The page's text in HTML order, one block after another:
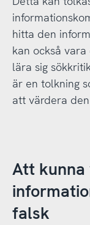
hitta den
kan också
lära sig
är en tolkning
att värdera
Att kunna
falsk